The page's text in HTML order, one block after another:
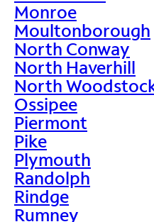
Monroe
Moultonborough
North Conway
North Haverhill
North
Ossipee
Piermont
Pike
Plymouth
Randolph
Rindge
Rumney